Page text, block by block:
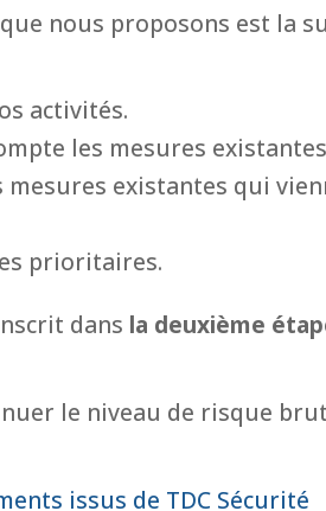
nous proposons est la
activités.
les mesures
existantes qui
prioritaires.
dans la deuxième
le niveau de risque brut
issus de TDC Sécurité